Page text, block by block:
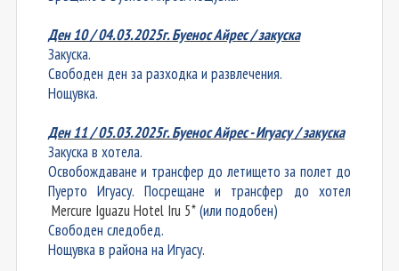
Ден 10 / 04.03.2025г. Буенос Айрес / закуска
Закуска.
Свободен ден за разходка и развлечения.
Нощувка.
Ден 11 / 05.03.2025г. Буенос Айрес - Игуасу / закуска
Закуска в хотела.
Освобождаване и трансфер до летището за полет до
Пуерто Игуасу. Посрещане и трансфер до хотел
Mercure Iguazu Hotel Iru 5*(или подобен)
Свободен следобед.
Нощувка в района на Игуасу.